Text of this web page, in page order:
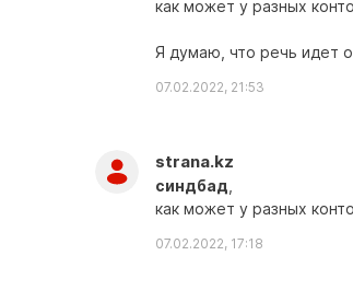
как может у разных
Я думаю, что речь идет
07.02.2022, 21:53
strana.kz
синдбад
как может у разных
07.02.2022, 17:18